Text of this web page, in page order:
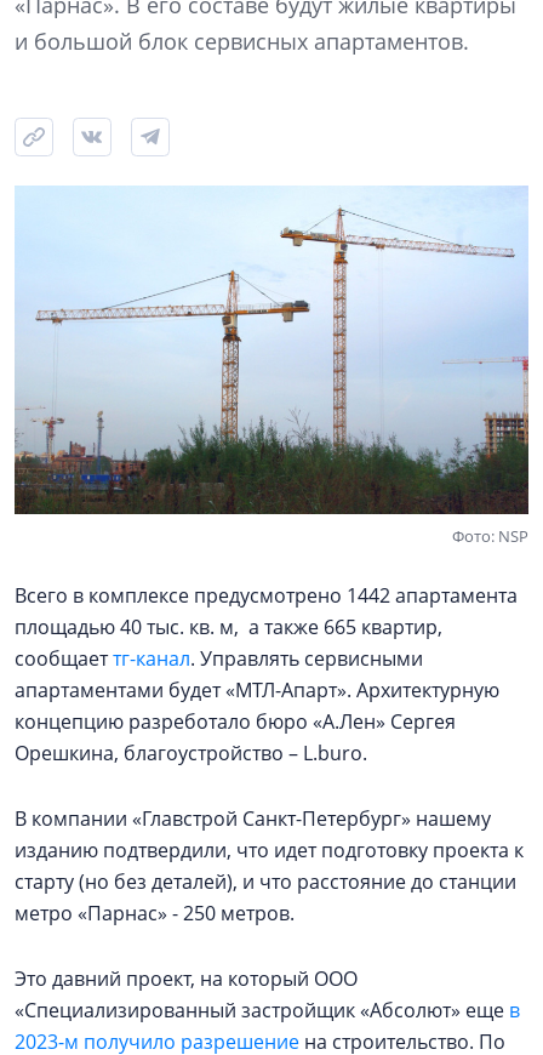
и большой блок сервисных апартаментов.
Фото: NSP
Всего в комплексе предусмотрено 1442 апартамента
площадью 40 тыс. кв. м, а также 665 квартир,
сообщаеттг-канал. Управлять сервисными
апартаментами будет «МТЛ-Апарт». Архитектурную
концепцию разреботало бюро «А.Лен» Сергея
Орешкина, благоустройство – L.buro.
В компании «Главстрой Санкт-Петербург» нашему
изданию подтвердили, что идет подготовку проекта к
старту (но без деталей), и что расстояние до станции
метро «Парнас» - 250 метров.
Это давний проект, на который ООО
«Специализированный застройщик «Абсолют» еще в
2023-м получило разрешение на строительство. По